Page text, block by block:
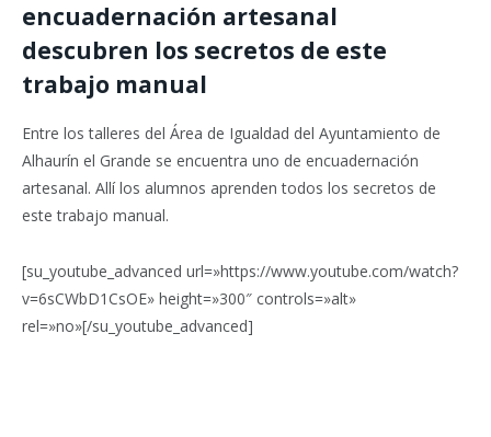
encuadernación artesanal
descubren los secretos de este
trabajo manual
Entre los talleres del Área de Igualdad del Ayuntamiento de
Alhaurín el Grande se encuentra uno de encuadernación
artesanal. Allí los alumnos aprenden todos los secretos de
este trabajo manual.
[su_youtube_advanced url=»https://www.youtube.com/watch?
v=6sCWbD1CsOE» height=»300″ controls=»alt»
rel=»no»[/su_youtube_advanced]